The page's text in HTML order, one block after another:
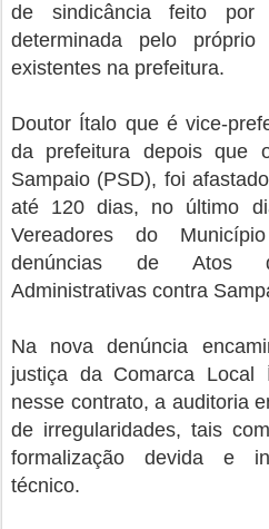
de sindicância feito por
determinada pelo
existentes na prefeitura.
Doutor Ítalo que é vice-
da prefeitura depois que
Sampaio (PSD), foi
até 120 dias, no último
Vereadores do
denúncias de Atos
Administrativas contra
Na nova denúncia
justiça da Comarca Local
nesse contrato, a auditoria
de irregularidades, tais
formalização devida e
técnico.